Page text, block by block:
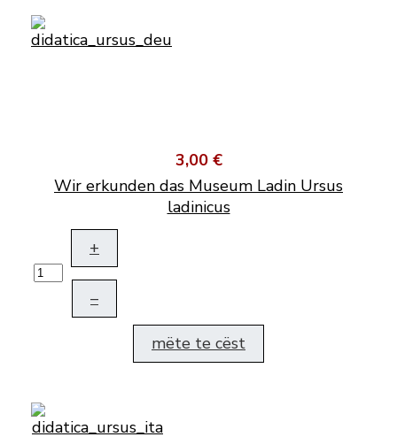
3,00 €
Wir erkunden das Museum Ladin Ursus
ladinicus
+
–
mëte te cëst